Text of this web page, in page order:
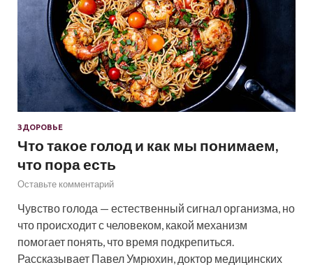
ЗДОРОВЬЕ
Что такое голод и как мы понимаем,
что пора есть
Оставьте комментарий
Чувство голода — естественный сигнал организма, но
что происходит с человеком, какой механизм
помогает понять, что время подкрепиться.
Рассказывает Павел Умрюхин, доктор медицинских